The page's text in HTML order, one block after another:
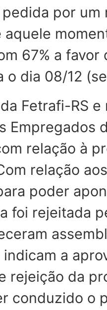
por
aquele
67% a
o dia 08/12
Fetrafi-RS
Empregados
relação à
relação
poder
foi rejeitada
a
rejeição da
conduzido o